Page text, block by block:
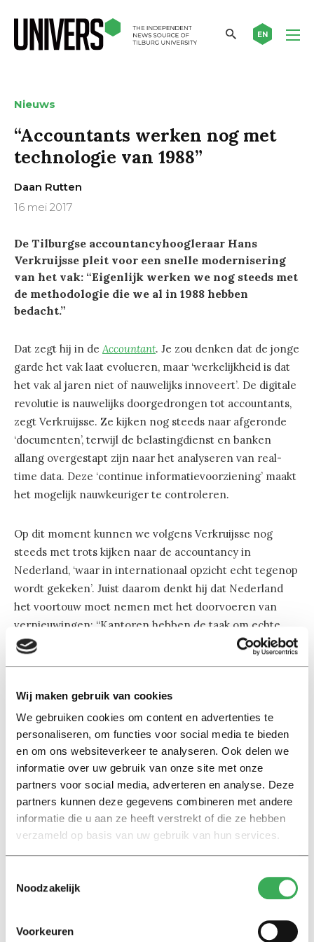
Wij maken gebruik van cookies
We gebruiken cookies om content en advertenties te
personaliseren, om functies voor social media te bieden
en om ons websiteverkeer te analyseren. Ook delen we
informatie over uw gebruik van onze site met onze
partners voor social media, adverteren en analyse. Deze
partners kunnen deze gegevens combineren met andere
informatie die u aan ze heeft verstrekt of die ze hebben
verzameld op basis van uw gebruik van hun services.
Noodzakelijk
Voorkeuren
EN
Nieuws
“Accountants werken nog met
technologie van 1988”
Daan Rutten
16 mei 2017
De Tilburgse accountancyhoogleraar Hans
Verkruijsse pleit voor een snelle modernisering
van het vak: “Eigenlijk werken we nog steeds met
de methodologie die we al in 1988 hebben
bedacht.”
Dat zegt hij in de Accountant. Je zou denken dat de jonge
garde het vak laat evolueren, maar ‘werkelijkheid is dat
het vak al jaren niet of nauwelijks innoveert’. De digitale
revolutie is nauwelijks doorgedrongen tot accountants,
zegt Verkruijsse. Ze kijken nog steeds naar afgeronde
‘documenten’, terwijl de belastingdienst en banken
allang overgestapt zijn naar het analyseren van real-
time data. Deze ‘continue informatievoorziening’ maakt
het mogelijk nauwkeuriger te controleren.
Op dit moment kunnen we volgens Verkruijsse nog
steeds met trots kijken naar de accountancy in
Nederland, ‘waar in internationaal opzicht echt tegenop
wordt gekeken’. Juist daarom denkt hij dat Nederland
het voortouw moet nemen met het doorvoeren van
vernieuwingen: “Kantoren hebben de taak om echte
ruimte voor innovatie te bieden aan hun mensen. En in
Lees ook
bedreigingen en desinformatie:
‘Wetenschappers, kom die